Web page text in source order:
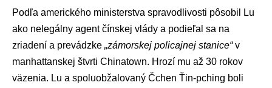
Podľa amerického ministerstva spravodlivosti pôsobil Lu
ako nelegálny agent čínskej vlády a podieľal sa na
zriadení a prevádzke „zámorskej policajnej stanice“v
manhattanskej štvrti Chinatown. Hrozí mu až 30 rokov
väzenia. Lu a spoluobžalovaný Čchen Ťin-pching boli